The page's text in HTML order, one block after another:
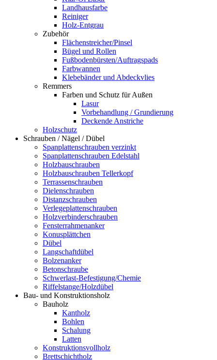
Landhausfarbe
Reiniger
Holz-Entgrau
Zubehör
Flächenstreicher/Pinsel
Bügel und Rollen
Fußbodenbürsten/Auftragspads
Farbwannen
Klebebänder und Abdeckvlies
Remmers
Farben und Schutz für Außen
Lasur
Vorbehandlung / Grundierung
Deckende Anstriche
Holzschutz
Schrauben / Nägel / Dübel
Spanplattenschrauben verzinkt
Spanplattenschrauben Edelstahl
Holzbauschrauben
Holzbauschrauben Tellerkopf
Terrassenschrauben
Dielenschrauben
Distanzschrauben
Verlegeplattenschrauben
Holzverbinderschrauben
Fensterrahmenanker
Konusplättchen
Dübel
Langschaftdübel
Bolzenanker
Betonschraube
Schwerlast-Befestigung/Chemie
Riffelstange/Holzdübel
Bau- und Konstruktionsholz
Bauholz
Kantholz
Bohlen
Schalung
Latten
Konstruktionsvollholz
Brettschichtholz